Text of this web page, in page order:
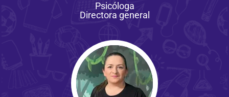
Psicóloga
Directora general